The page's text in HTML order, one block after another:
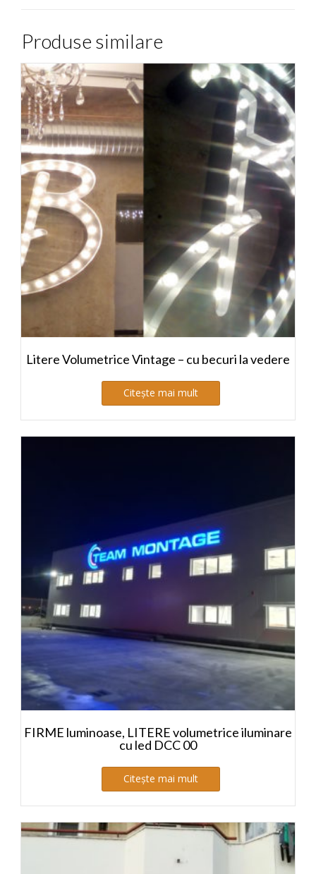
Produse similare
Litere Volumetrice Vintage – cu becuri la vedere
Citește mai mult
FIRME luminoase, LITERE volumetrice iluminare
cu led DCC 00
Citește mai mult